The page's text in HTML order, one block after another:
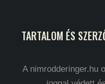
TARTALOM ÉS
A nimrodderinger.hu